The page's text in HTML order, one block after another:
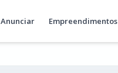
Anunciar Empreendimentos